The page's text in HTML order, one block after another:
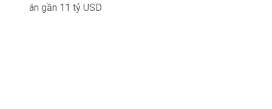
án gần 11 tỷ USD